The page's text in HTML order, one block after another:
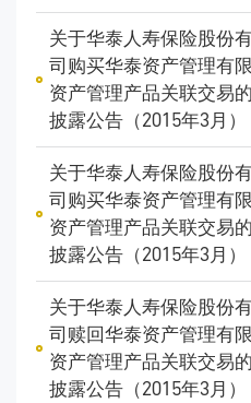
关于华泰人寿保险股份
司购买华泰资产管理有
资产管理产品关联交易
披露公告（2015年3月）
关于华泰人寿保险股份
司购买华泰资产管理有
资产管理产品关联交易
披露公告（2015年3月）
关于华泰人寿保险股份
司赎回华泰资产管理有
资产管理产品关联交易
披露公告（2015年3月）